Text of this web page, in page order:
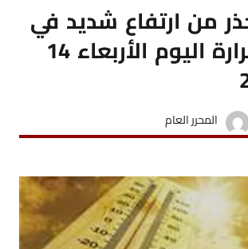
من ارتفاع شديد في
درجات الحرارة اليوم الأربعاء 14
المحرر العام